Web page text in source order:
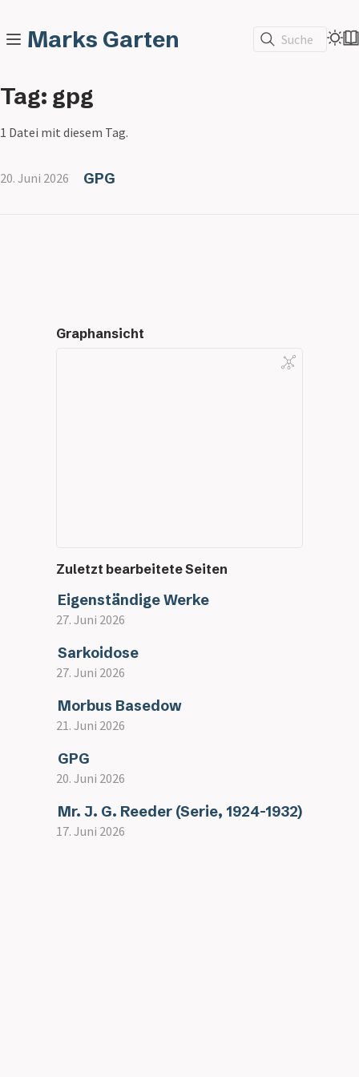
Marks Garten Suche
Tag: gpg
1 Datei mit diesem Tag.
20. Juni 2026 GPG
Graphansicht
Zuletzt bearbeitete Seiten
Eigenständige Werke
27. Juni 2026
Sarkoidose
27. Juni 2026
Morbus Basedow
21. Juni 2026
GPG
20. Juni 2026
Mr. J. G. Reeder (Serie, 1924-1932)
17. Juni 2026